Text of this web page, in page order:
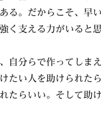
る。だからこそ、早
く支える力がいると思
自分らで作ってしまえ
たい人を助けられたら
たらいい。そして助